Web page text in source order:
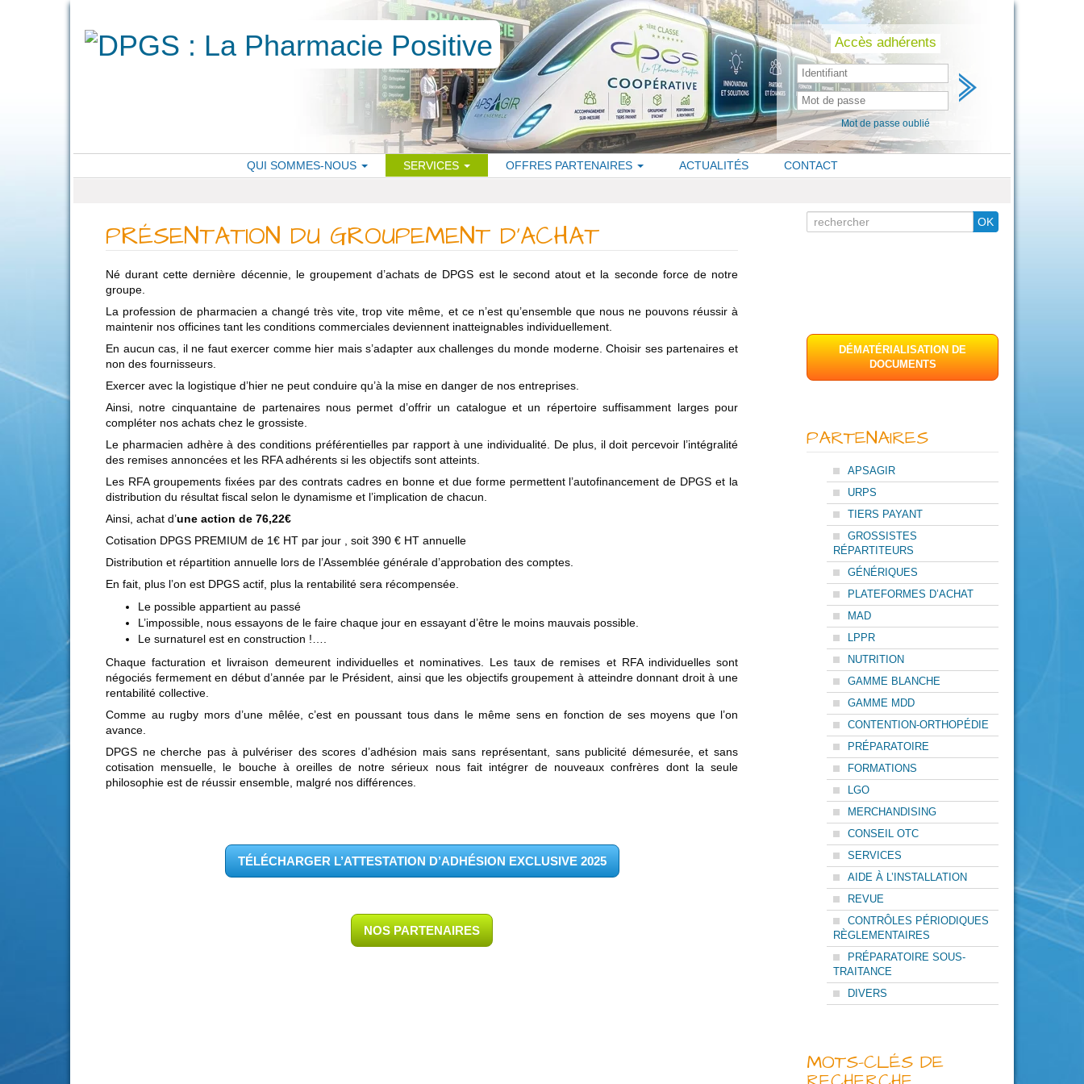
Skip
to
content Accès adhérents
Mot de passe oublié
QUI SOMMES-NOUS SERVICES OFFRES PARTENAIRES ACTUALITÉS CONTACT
PRÉSENTATION DU GROUPEMENT D’ACHAT
Né durant cette dernière décennie, le groupement d’achats de DPGS est le second atout et la seconde force de notre
groupe.
La profession de pharmacien a changé très vite, trop vite même, et ce n’est qu’ensemble que nous ne pouvons réussir à
maintenir nos officines tant les conditions commerciales deviennent inatteignables individuellement.
En aucun cas, il ne faut exercer comme hier mais s’adapter aux challenges du monde moderne. Choisir ses partenaires et
non des fournisseurs.
Exercer avec la logistique d’hier ne peut conduire qu’à la mise en danger de nos entreprises.
Ainsi, notre cinquantaine de partenaires nous permet d’offrir un catalogue et un répertoire suffisamment larges pour
compléter nos achats chez le grossiste.
Le pharmacien adhère à des conditions préférentielles par rapport à une individualité. De plus, il doit percevoir l’intégralité
des remises annoncées et les RFA adhérents si les objectifs sont atteints.
Les RFA groupements fixées par des contrats cadres en bonne et due forme permettent l’autofinancement de DPGS et la
distribution du résultat fiscal selon le dynamisme et l’implication de chacun.
Ainsi, achat d’une action de 76,22€
Cotisation DPGS PREMIUM de 1€ HT par jour , soit 390 € HT annuelle
Distribution et répartition annuelle lors de l’Assemblée générale d’approbation des comptes.
En fait, plus l’on est DPGS actif, plus la rentabilité sera récompensée.
Le possible appartient au passé
L’impossible, nous essayons de le faire chaque jour en essayant d’être le moins mauvais possible.
Le surnaturel est en construction !….
Chaque facturation et livraison demeurent individuelles et nominatives. Les taux de remises et RFA individuelles sont
négociés fermement en début d’année par le Président, ainsi que les objectifs groupement à atteindre donnant droit à une
rentabilité collective.
Comme au rugby mors d’une mêlée, c’est en poussant tous dans le même sens en fonction de ses moyens que l’on
avance.
DPGS ne cherche pas à pulvériser des scores d’adhésion mais sans représentant, sans publicité démesurée, et sans
cotisation mensuelle, le bouche à oreilles de notre sérieux nous fait intégrer de nouveaux confrères dont la seule
philosophie est de réussir ensemble, malgré nos différences.
TÉLÉCHARGER L’ATTESTATION D’ADHÉSION EXCLUSIVE 2025
NOS PARTENAIRES
Search
for
OK
DÉMATÉRIALISATION DE
DOCUMENTS
PARTENAIRES
APSAGIR
URPS
TIERS PAYANT
GROSSISTES
RÉPARTITEURS
GÉNÉRIQUES
PLATEFORMES D’ACHAT
MAD
LPPR
NUTRITION
GAMME BLANCHE
GAMME MDD
CONTENTION-ORTHOPÉDIE
PRÉPARATOIRE
FORMATIONS
LGO
MERCHANDISING
CONSEIL OTC
SERVICES
AIDE À L’INSTALLATION
REVUE
CONTRÔLES PÉRIODIQUES
RÈGLEMENTAIRES
PRÉPARATOIRE SOUS-
TRAITANCE
DIVERS
MOTS-CLÉS DE